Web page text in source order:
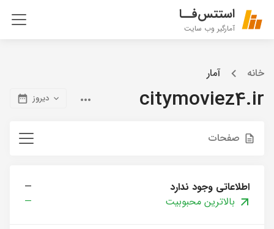
استتس‌فــا
آمارگیر وب سایت
خانه آمار
citymoviez4.ir دیروز
صفحات
اطلاعاتی وجود ندارد
—
بالاترین محبوبیت
—